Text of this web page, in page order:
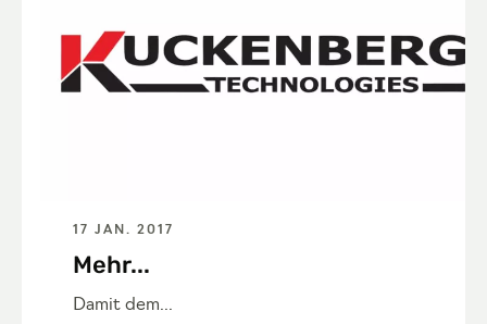
17 JAN. 2017
Mehr...
Damit dem...